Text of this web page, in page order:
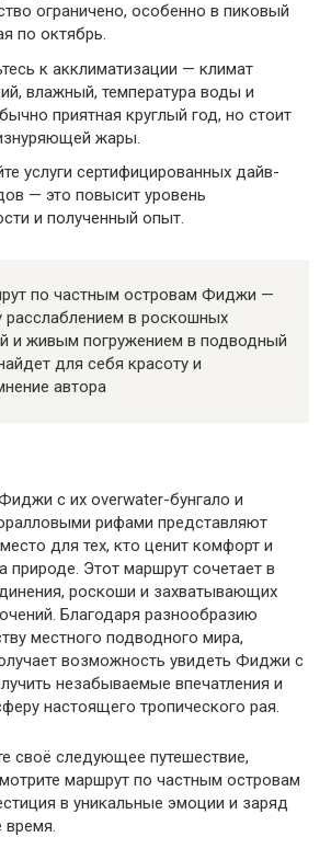
ограничено, особенно в пиковый
по октябрь.
к акклиматизации — климат
влажный, температура воды и
приятная круглый год, но стоит
жары.
услуги сертифицированных дайв-
— это повысит уровень
и полученный опыт.
по частным островам Фиджи —
расслаблением в роскошных
и живым погружением в подводный
для себя красоту и
автора
с их overwater-бунгало и
рифами представляют
для тех, кто ценит комфорт и
природе. Этот маршрут сочетает в
роскоши и захватывающих
Благодаря разнообразию
местного подводного мира,
возможность увидеть Фиджи с
незабываемые впечатления и
настоящего тропического рая.
своё следующее путешествие,
маршрут по частным островам
в уникальные эмоции и заряд
время.